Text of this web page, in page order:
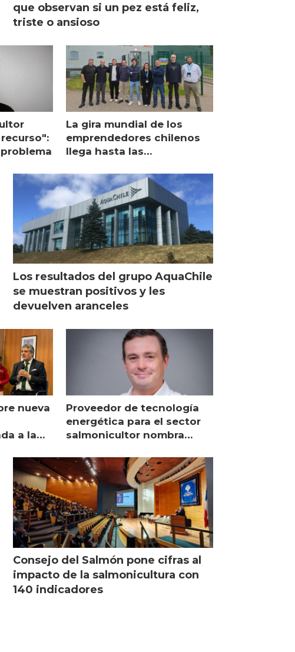
que observan si un pez está feliz,
triste o ansioso
La gira mundial de los
emprendedores chilenos
llega hasta las
Escocia
Los resultados del grupo AquaChile
se muestran positivos y les
devuelven aranceles
nueva
a la
Proveedor de tecnología
energética para el sector
salmonicultor nombra
Consejo del Salmón pone cifras al
impacto de la salmonicultura con
140 indicadores